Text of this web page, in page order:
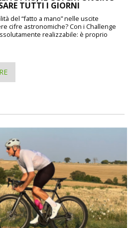
TUTTI I GIORNI
del “fatto a mano” nelle uscite
cifre astronomiche? Con i Challenge
realizzabile: è proprio